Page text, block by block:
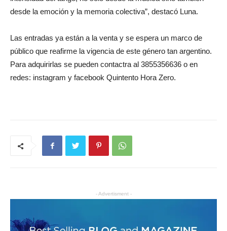
desde la emoción y la memoria colectiva”, destacó Luna.
Las entradas ya están a la venta y se espera un marco de
público que reafirme la vigencia de este género tan argentino.
Para adquirirlas se pueden contactra al 3855356636 o en
redes: instagram y facebook Quintento Hora Zero.
- Advertisment -